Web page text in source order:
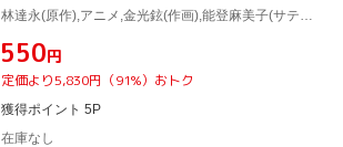
¥550円
定価より5,830円（91%）おトク
獲得ポイント 5P
在庫なし